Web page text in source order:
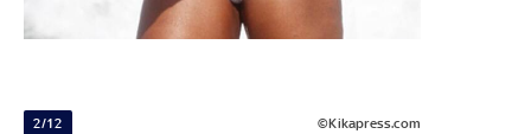
2/12 ©Kikapress.com